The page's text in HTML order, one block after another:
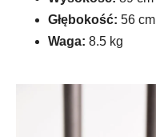
Głębokość: 56 cm
Waga: 8.5 kg